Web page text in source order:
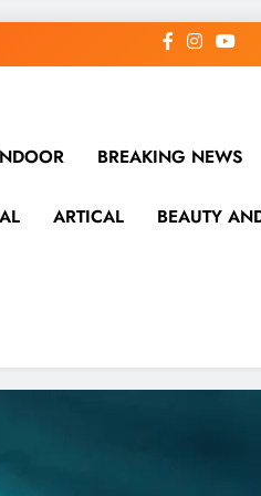
BREAKING NEWS
ARTICAL BEAUTY